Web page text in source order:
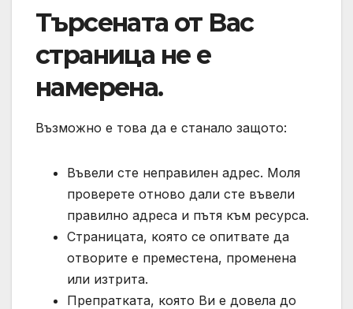
Търсената от Вас
страница не е
намерена.
Възможно е това да е станало защото:
Въвели сте неправилен адрес. Моля
проверете отново дали сте въвели
правилно адреса и пътя към ресурса.
Страницата, която се опитвате да
отворите е преместена, променена
или изтрита.
Препратката, която Ви е довела до